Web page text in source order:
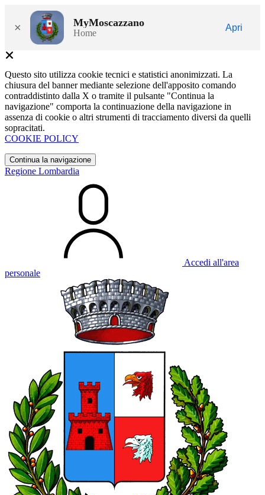
× MyMoscazzano
Home
Apri
Questo sito utilizza cookie tecnici e statistici anonimizzati. La
chiusura del banner mediante selezione dell'apposito comando
contraddistinto dalla X o tramite il pulsante "Continua la
navigazione" comporta la continuazione della navigazione in
assenza di cookie o altri strumenti di tracciamento diversi da quelli
sopracitati.
COOKIE POLICY
Continua la navigazione
Regione Lombardia
Accedi all'area
personale